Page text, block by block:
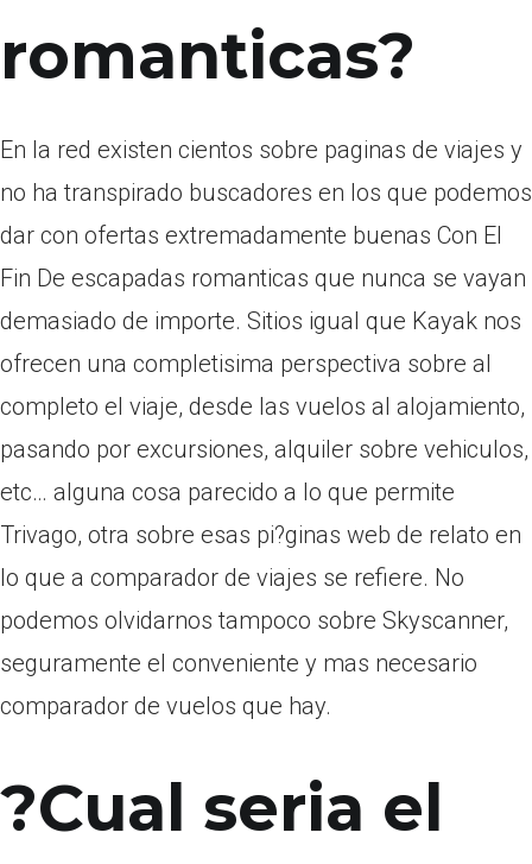
romanticas?
En la red existen cientos sobre paginas de viajes y
no ha transpirado buscadores en los que podemos
dar con ofertas extremadamente buenas Con El
Fin De escapadas romanticas que nunca se vayan
demasiado de importe. Sitios igual que Kayak nos
ofrecen una completisima perspectiva sobre al
completo el viaje, desde las vuelos al alojamiento,
pasando por excursiones, alquiler sobre vehiculos,
etc… alguna cosa parecido a lo que permite
Trivago, otra sobre esas pi?ginas web de relato en
lo que a comparador de viajes se refiere. No
podemos olvidarnos tampoco sobre Skyscanner,
seguramente el conveniente y mas necesario
comparador de vuelos que hay.
?Cual seri­a el